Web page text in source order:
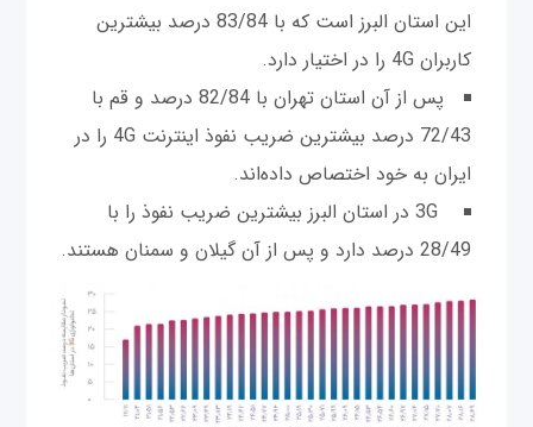
این استان البرز است که با 83/84 درصد بیشترین
کاربران 4G را در اختیار دارد.
پس از آن استان تهران با 82/84 درصد و قم با
72/43 درصد بیشترین ضریب نفوذ اینترنت 4G را در
ایران به خود اختصاص داده‌اند.
3G در استان البرز بیشترین ضریب نفوذ را با
28/49 درصد دارد و پس از آن گیلان و سمنان هستند.